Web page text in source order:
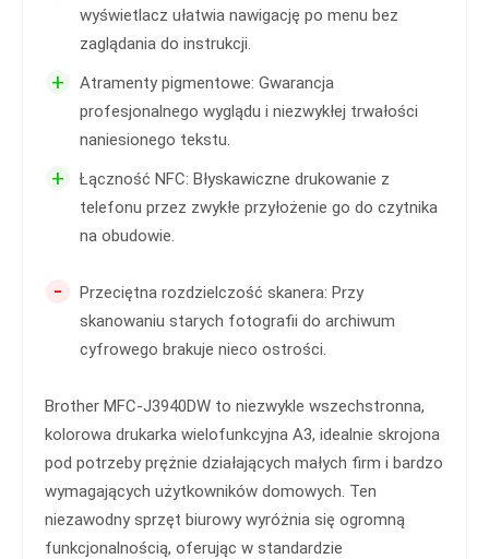
wyświetlacz ułatwia nawigację po menu bez
zaglądania do instrukcji.
+
Atramenty pigmentowe: Gwarancja
profesjonalnego wyglądu i niezwykłej trwałości
naniesionego tekstu.
+
Łączność NFC: Błyskawiczne drukowanie z
telefonu przez zwykłe przyłożenie go do czytnika
na obudowie.
-
Przeciętna rozdzielczość skanera: Przy
skanowaniu starych fotografii do archiwum
cyfrowego brakuje nieco ostrości.
Brother MFC-J3940DW to niezwykle wszechstronna,
kolorowa drukarka wielofunkcyjna A3, idealnie skrojona
pod potrzeby prężnie działających małych firm i bardzo
wymagających użytkowników domowych. Ten
niezawodny sprzęt biurowy wyróżnia się ogromną
funkcjonalnością, oferując w standardzie